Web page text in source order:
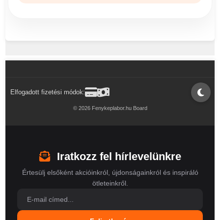
Elfogadott fizetési módok:
© 2026 Fenykeplabor.hu Board
Iratkozz fel hírlevelünkre
Értesülj elsőként akcióinkról, újdonságainkról és inspiráló
ötleteinkről.